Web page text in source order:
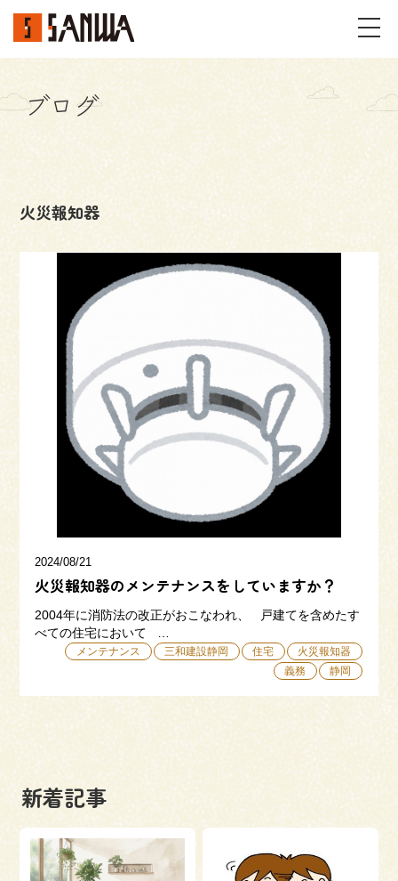
イベント・見学会
不動産情報
事例
施工事例 パーツギャラリー
お客様の声
私たちのこと
三和建設の強み
リフォーム
会社概要
054-365-3838
受付時間／平日9:00 - 18:00
来場予約 お問い合わせ 資料請求
ブログ
火災報知器
2024/08/21
火災報知器のメンテナンスをしていますか？
2004年に消防法の改正がおこなわれ、 戸建てを含めたす
べての住宅において …
メンテナンス 三和建設静岡 住宅
火災報知器
義務
静岡
新着記事